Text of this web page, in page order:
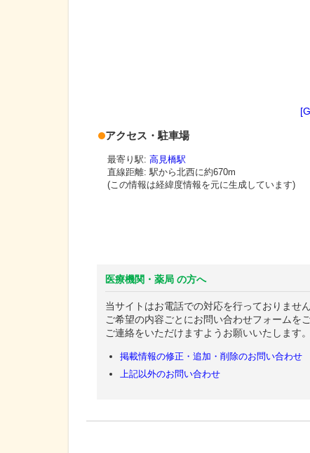
アクセス・駐車場
最寄り駅: 高見橋駅
直線距離: 駅から北西に約670m
(この情報は経緯度情報を元に生成しています)
医療機関・薬局 の方へ
当サイトはお電話での対応を行っておりません
ご希望の内容ごとにお問い合わせフォームを
ご連絡をいただけますようお願いいたします。
掲載情報の修正・追加・削除のお問い合わせ
上記以外のお問い合わせ